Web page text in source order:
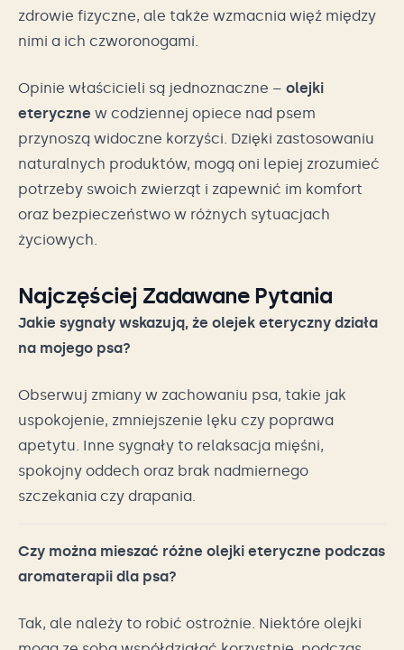
zdrowie fizyczne, ale także wzmacnia więź między
nimi a ich czworonogami.
Opinie właścicieli są jednoznaczne – olejki
eteryczne w codziennej opiece nad psem
przynoszą widoczne korzyści. Dzięki zastosowaniu
naturalnych produktów, mogą oni lepiej zrozumieć
potrzeby swoich zwierząt i zapewnić im komfort
oraz bezpieczeństwo w różnych sytuacjach
życiowych.
Najczęściej Zadawane Pytania
Jakie sygnały wskazują, że olejek eteryczny działa
na mojego psa?
Obserwuj zmiany w zachowaniu psa, takie jak
uspokojenie, zmniejszenie lęku czy poprawa
apetytu. Inne sygnały to relaksacja mięśni,
spokojny oddech oraz brak nadmiernego
szczekania czy drapania.
Czy można mieszać różne olejki eteryczne podczas
aromaterapii dla psa?
Tak, ale należy to robić ostrożnie. Niektóre olejki